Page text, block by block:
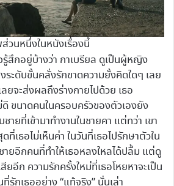
วนหนึ่งในหนังเรื่องนี้
รู้สึกอยู่บ้างว่า กาเบรียล ดูเป็นผู้หญิง
ระดับขั้นคลั่งรักขาดความยั้งคิดใดๆ เลย
ยจะส่งผลถึงร่างกายไปด้วย เธอ
ขนาดคนในครอบครัวของตัวเองยัง
ายที่เข้ามาทำงานในชายคา แต่ทว่า เขา
เธอไม่เห็นค่า ในวันที่เธอไปรักษาตัวใน
ายอีกคนที่ทำให้เธอหลงใหลได้ปลื้ม แต่ดู
ยอีก ความรักครั้งใหม่ที่เธอโหยหาจะเป็น
กเธออย่าง “แท้จริง” นั่นเล่า